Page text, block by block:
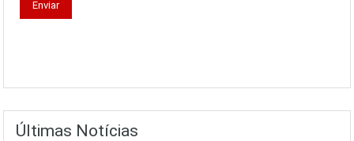
Últimas Notícias